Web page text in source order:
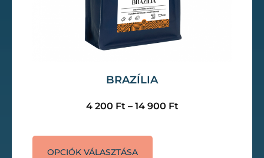
BRAZÍLIA
4 200 Ft – 14 900 Ft
OPCIÓK VÁLASZTÁSA